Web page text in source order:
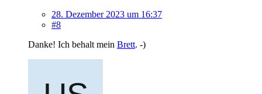
28. Dezember 2023 um 16:37
#8
Danke! Ich behalt mein Brett. -)